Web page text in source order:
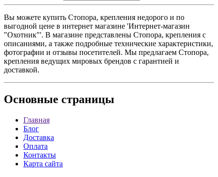
Вы можете купить Стопора, крепления недорого и по
выгодной цене в интернет магазине 'Интернет-магазин
"Охотник"'. В магазине представлены Стопора, крепления с
описаниями, а также подробные технические характеристики,
фотографии и отзывы посетителей. Мы предлагаем Стопора,
крепления ведущих мировых брендов с гарантией и
доставкой.
Основные страницы
Главная
Блог
Доставка
Оплата
Контакты
Карта сайта